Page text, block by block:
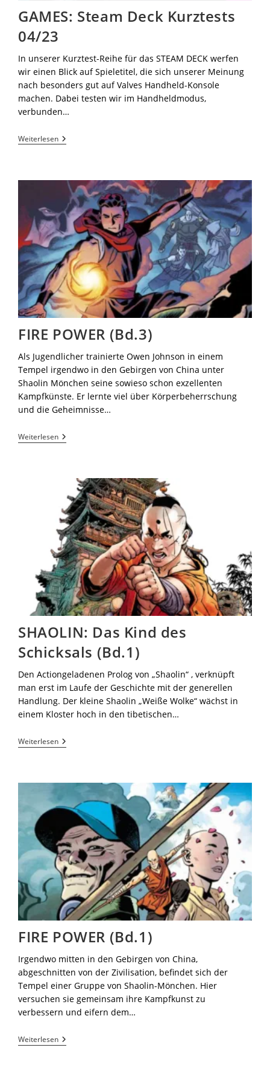
GAMES: Steam Deck Kurztests
04/23
In unserer Kurztest-Reihe für das STEAM DECK werfen
wir einen Blick auf Spieletitel, die sich unserer Meinung
nach besonders gut auf Valves Handheld-Konsole
machen. Dabei testen wir im Handheldmodus,
verbunden…
Weiterlesen
FIRE POWER (Bd.3)
Als Jugendlicher trainierte Owen Johnson in einem
Tempel irgendwo in den Gebirgen von China unter
Shaolin Mönchen seine sowieso schon exzellenten
Kampfkünste. Er lernte viel über Körperbeherrschung
und die Geheimnisse…
Weiterlesen
SHAOLIN: Das Kind des
Schicksals (Bd.1)
Den Actiongeladenen Prolog von „Shaolin“ , verknüpft
man erst im Laufe der Geschichte mit der generellen
Handlung. Der kleine Shaolin „Weiße Wolke“ wächst in
einem Kloster hoch in den tibetischen…
Weiterlesen
FIRE POWER (Bd.1)
Irgendwo mitten in den Gebirgen von China,
abgeschnitten von der Zivilisation, befindet sich der
Tempel einer Gruppe von Shaolin-Mönchen. Hier
versuchen sie gemeinsam ihre Kampfkunst zu
verbessern und eifern dem…
Weiterlesen